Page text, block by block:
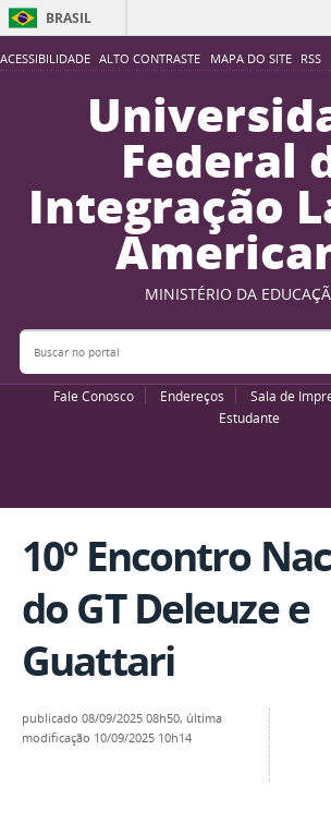
ACESSIBILIDADE ALTO CONTRASTE MAPA DO SITE RSS
BRASIL
Acesso
Federal
Integração
MINISTÉRIO DA
Buscar no portal
Fale Conosco Endereços Sala de
Estudante
10º Encontro
do GT Deleuze e
Guattari
publicado 08/09/2025 08h50, última
modificação 10/09/2025 10h14